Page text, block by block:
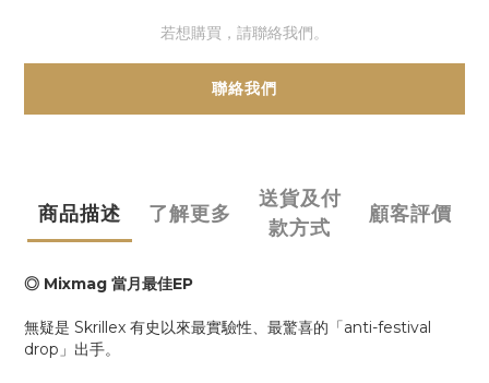
若想購買，請聯絡我們。
聯絡我們
商品描述 了解更多
送貨及付
款方式
顧客評價
◎ Mixmag 當月最佳EP
無疑是 Skrillex 有史以來最實驗性、最驚喜的「anti-festival
drop」出手。